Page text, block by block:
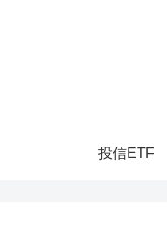
投信ETF